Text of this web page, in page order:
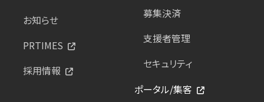
お知らせ
PRTIMES
採用情報
募集決済
支援者管理
セキュリティ
ポータル/集客